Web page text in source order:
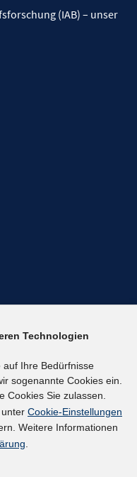
(IAB) – unser
Technologien
Ihre Bedürfnisse
sogenannte Cookies ein.
Cookies Sie zulassen.
Cookie-Einstellungen
Weitere Informationen
.